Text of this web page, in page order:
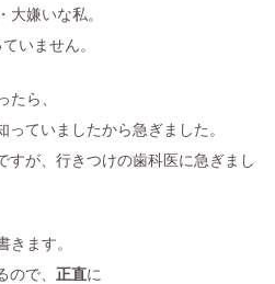
大嫌いな私。
いません。
たら、
っていましたから急ぎました。
すが、行きつけの歯科医に急ぎまし
きます。
で、 正直に